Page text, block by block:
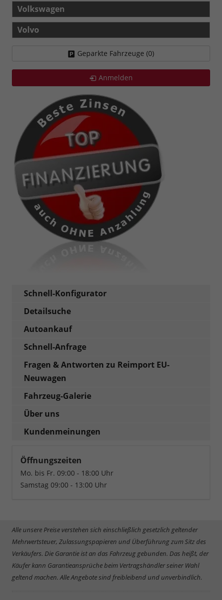
Volkswagen
Volvo
Geparkte Fahrzeuge (0)
Anmelden
Schnell-Konfigurator
Detailsuche
Autoankauf
Schnell-Anfrage
Fragen & Antworten zu Reimport EU-
Neuwagen
Fahrzeug-Galerie
Über uns
Kundenmeinungen
Öffnungszeiten
Mo. bis Fr. 09:00 - 18:00 Uhr
Samstag 09:00 - 13:00 Uhr
Alle unsere Preise verstehen sich einschließlich gesetzlich geltender
Mehrwertsteuer, Zulassungspapieren und Überführung zum Sitz des
Verkäufers. Die Garantie ist an das Fahrzeug gebunden. Das heißt, der
Käufer kann Garantieansprüche beim Vertragshändler seiner Wahl
geltend machen. Alle Angebote sind freibleibend und unverbindlich.